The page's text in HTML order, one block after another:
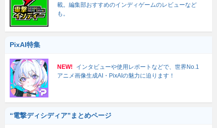
載。編集部おすすめのインディゲームのレビューなど
も。
PixAI特集
NEW!
インタビューや使用レポートなどで、世界No.1
アニメ画像生成AI・PixAIの魅力に迫ります！
“電撃ディシディア”まとめページ